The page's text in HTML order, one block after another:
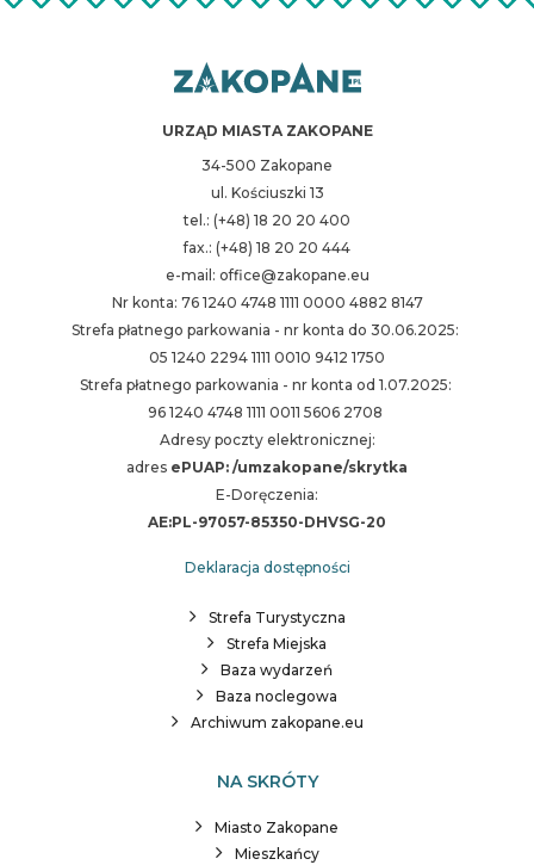
URZĄD MIASTA ZAKOPANE
34-500 Zakopane
ul. Kościuszki 13
tel.: (+48) 18 20 20 400
fax.: (+48) 18 20 20 444
e-mail: office@zakopane.eu
Nr konta: 76 1240 4748 1111 0000 4882 8147
Strefa płatnego parkowania - nr konta do 30.06.2025:
05 1240 2294 1111 0010 9412 1750
Strefa płatnego parkowania - nr konta od 1.07.2025:
96 1240 4748 1111 0011 5606 2708
Adresy poczty elektronicznej:
adres ePUAP: /umzakopane/skrytka
E-Doręczenia:
AE:PL-97057-85350-DHVSG-20
Deklaracja dostępności
Strefa Turystyczna
Strefa Miejska
Baza wydarzeń
Baza noclegowa
Archiwum zakopane.eu
NA SKRÓTY
Miasto Zakopane
Mieszkańcy